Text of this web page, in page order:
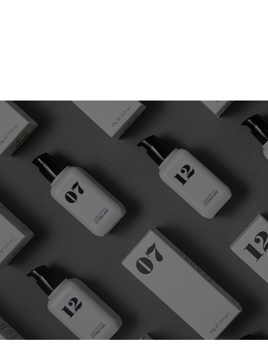
하루 종일 같은치약? or 시간
아침, 저녁시간에 따라 다른 화장품을 사용하는
성분의 치약을 사용해 건강한 구강환경과 아름
엄선된 천연유래성분을 사용하여 충치와 잇몸
본연의 기능에 충실하도록 만든 건강한 치약 입
치아 탈색이 심하신 분? 이가
치과 시술을 받으신 분?
치아 상태는 개인, 생활 환경과 구강관리 습관
다릅니다. 오프리케어 기능성 치약은 유해물질
천연유래성분과 기능에 적합한 성분으로 목적